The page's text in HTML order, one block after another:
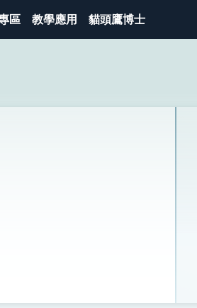
區 教學應用 貓頭鷹博士